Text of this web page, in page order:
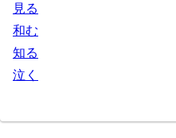
見る
和む
知る
泣く